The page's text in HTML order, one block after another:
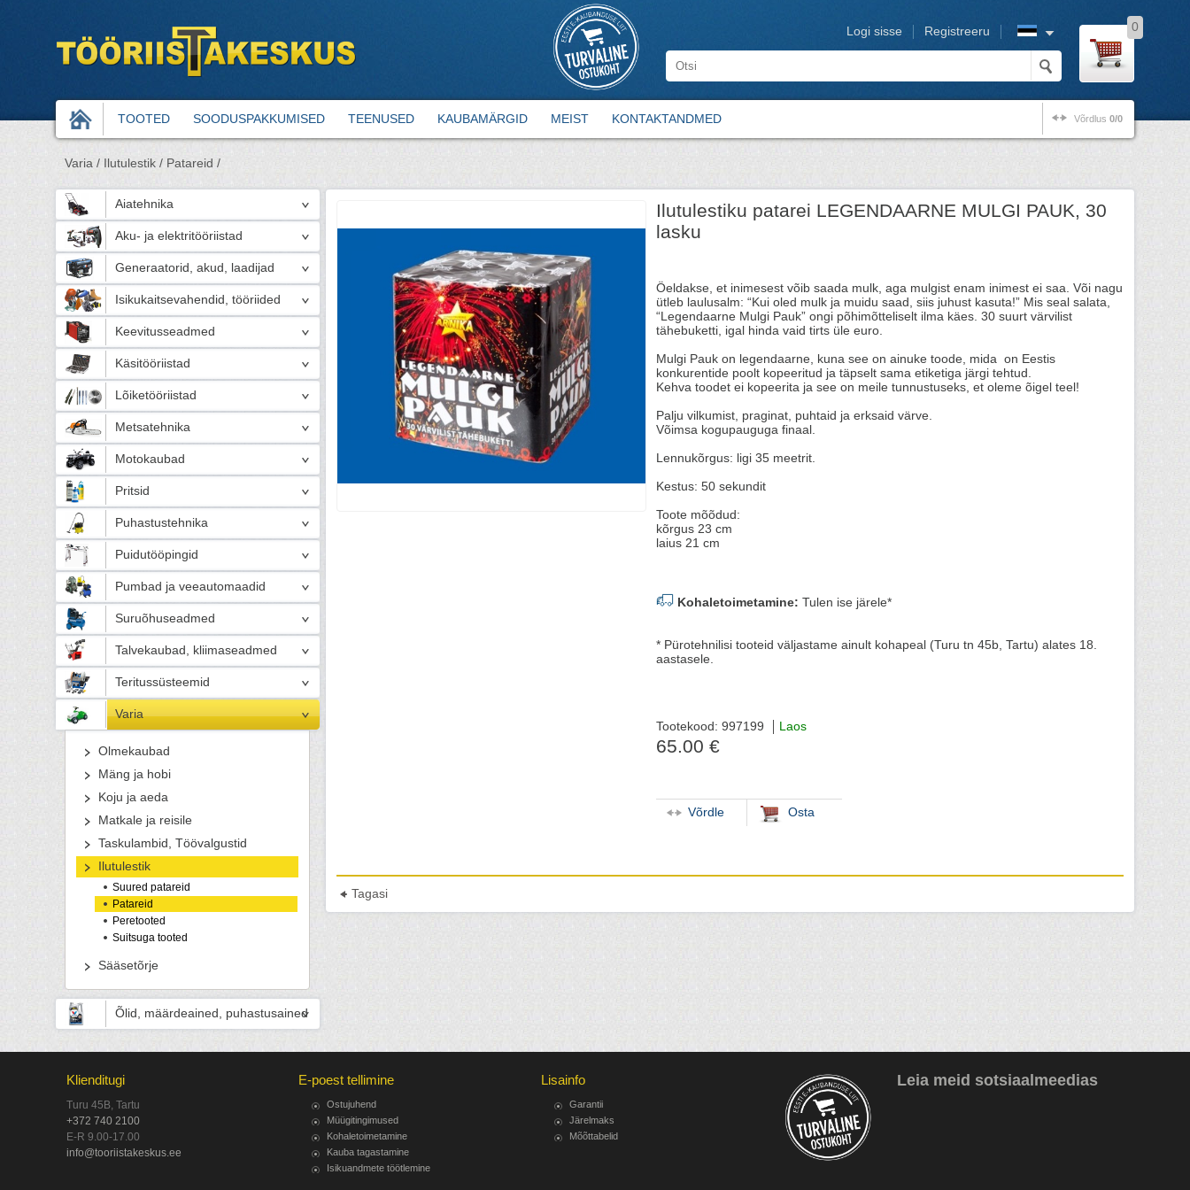
Registreeru
Logi sisse 0
TOOTED SOODUSPAKKUMISED TEENUSED KAUBAMÄRGID MEIST KONTAKTANDMED Võrdlus 0/0
Varia / Ilutulestik / Patareid /
Aiatehnika
Aku- ja elektritööriistad
Generaatorid, akud, laadijad
Isikukaitsevahendid, tööriided
Keevitusseadmed
Käsitööriistad
Lõiketööriistad
Metsatehnika
Motokaubad
Pritsid
Puhastustehnika
Puidutööpingid
Pumbad ja veeautomaadid
Suruõhuseadmed
Talvekaubad, kliimaseadmed
Teritussüsteemid
Varia
Olmekaubad
Mäng ja hobi
Koju ja aeda
Matkale ja reisile
Taskulambid, Töövalgustid
Ilutulestik
Suured patareid
Patareid
Peretooted
Suitsuga tooted
Sääsetõrje
Õlid, määrdeained, puhastusained
Ilutulestiku patarei LEGENDAARNE MULGI PAUK, 30
lasku
Öeldakse, et inimesest võib saada mulk, aga mulgist enam inimest ei saa. Või nagu
ütleb laulusalm: “Kui oled mulk ja muidu saad, siis juhust kasuta!” Mis seal salata,
“Legendaarne Mulgi Pauk” ongi põhimõtteliselt ilma käes. 30 suurt värvilist
tähebuketti, igal hinda vaid tirts üle euro.
Mulgi Pauk on legendaarne, kuna see on ainuke toode, mida on Eestis
konkurentide poolt kopeeritud ja täpselt sama etiketiga järgi tehtud.
Kehva toodet ei kopeerita ja see on meile tunnustuseks, et oleme õigel teel!
Palju vilkumist, praginat, puhtaid ja erksaid värve.
Võimsa kogupauguga finaal.
Lennukõrgus: ligi 35 meetrit.
Kestus: 50 sekundit
Toote mõõdud:
kõrgus 23 cm
laius 21 cm
Kohaletoimetamine: Tulen ise järele*
* Pürotehnilisi tooteid väljastame ainult kohapeal (Turu tn 45b, Tartu) alates 18.
aastasele.
Tootekood: 997199 Laos
65.00 €
Võrdle Osta
Tagasi
Klienditugi
Turu 45B, Tartu
+372 740 2100
E-R 9.00-17.00
info@tooriistakeskus.ee
E-poest tellimine
Ostujuhend
Müügitingimused
Kohaletoimetamine
Kauba tagastamine
Isikuandmete töötlemine
Lisainfo
Garantii
Järelmaks
Mõõttabelid
Leia meid sotsiaalmeedias